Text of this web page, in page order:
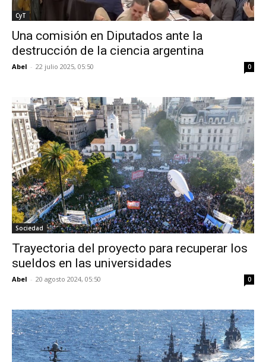
CyT
Una comisión en Diputados ante la
destrucción de la ciencia argentina
Abel - 22 julio 2025, 05:50 0
Sociedad
Trayectoria del proyecto para recuperar los
sueldos en las universidades
Abel - 20 agosto 2024, 05:50 0